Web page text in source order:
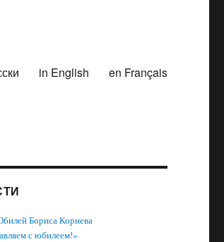
in English en Français
Бориса Корнева
с юбилеем!»